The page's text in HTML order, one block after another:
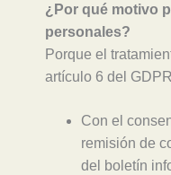
¿Por qué motivo
personales?
Porque el
artículo 6 del
Con el
remisión de
del boletín